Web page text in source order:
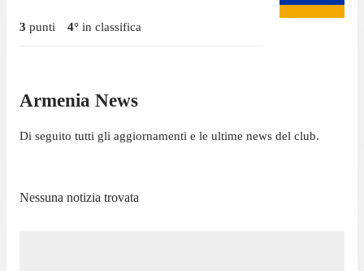
3 punti 4° in classifica
Armenia News
Di seguito tutti gli aggiornamenti e le ultime news del club.
Nessuna notizia trovata